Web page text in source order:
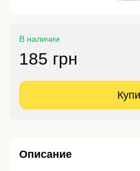
В наличии
185 грн
Описание